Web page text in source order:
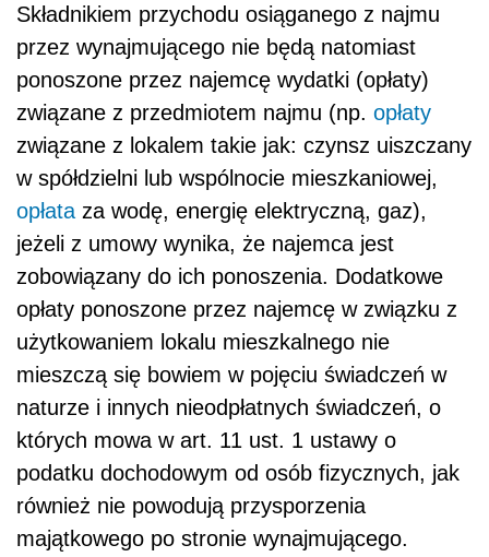
Składnikiem przychodu osiąganego z najmu
przez wynajmującego nie będą natomiast
ponoszone przez najemcę wydatki (opłaty)
związane z przedmiotem najmu (np. opłaty
związane z lokalem takie jak: czynsz uiszczany
w spółdzielni lub wspólnocie mieszkaniowej,
opłata za wodę, energię elektryczną, gaz),
jeżeli z umowy wynika, że najemca jest
zobowiązany do ich ponoszenia. Dodatkowe
opłaty ponoszone przez najemcę w związku z
użytkowaniem lokalu mieszkalnego nie
mieszczą się bowiem w pojęciu świadczeń w
naturze i innych nieodpłatnych świadczeń, o
których mowa w art. 11 ust. 1 ustawy o
podatku dochodowym od osób fizycznych, jak
również nie powodują przysporzenia
majątkowego po stronie wynajmującego.